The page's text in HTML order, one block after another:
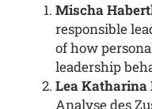
Mischa
responsible
of how
leadership
Lea
Analyse des